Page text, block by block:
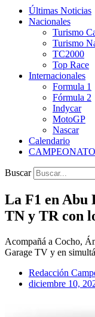
Últimas Noticias
Nacionales
Turismo
Turismo
TC2000
Top Race
Internacionales
Formula 1
Fórmula 2
Indycar
MotoGP
Nascar
Calendario
Buscar
La F1 en Abu
TN y TR con
Acompañá a Cocho,
Garage TV y en
Redacción
diciembre 10,